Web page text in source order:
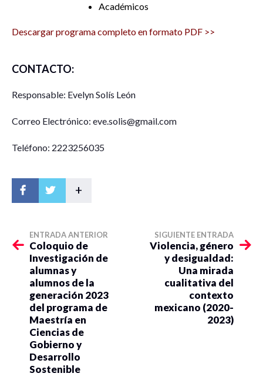
Académicos
Descargar programa completo en formato PDF >>
CONTACTO:
Responsable: Evelyn Solís León
Correo Electrónico: eve.solis@gmail.com
Teléfono: 2223256035
+
ENTRADA ANTERIOR
Coloquio de
Investigación de
alumnas y
alumnos de la
generación 2023
del programa de
Maestría en
Ciencias de
Gobierno y
Desarrollo
Sostenible
SIGUIENTE ENTRADA
Violencia, género
y desigualdad:
Una mirada
cualitativa del
contexto
mexicano (2020-
2023)